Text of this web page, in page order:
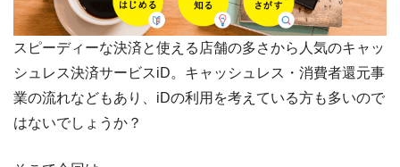
スピーディーな決済と使える店舗の多さから人気のキャッ
シュレス決済サービスiD。キャッシュレス・消費者還元事
業の流れなどもあり、iDの利用を考えている方も多いので
はないでしょうか？